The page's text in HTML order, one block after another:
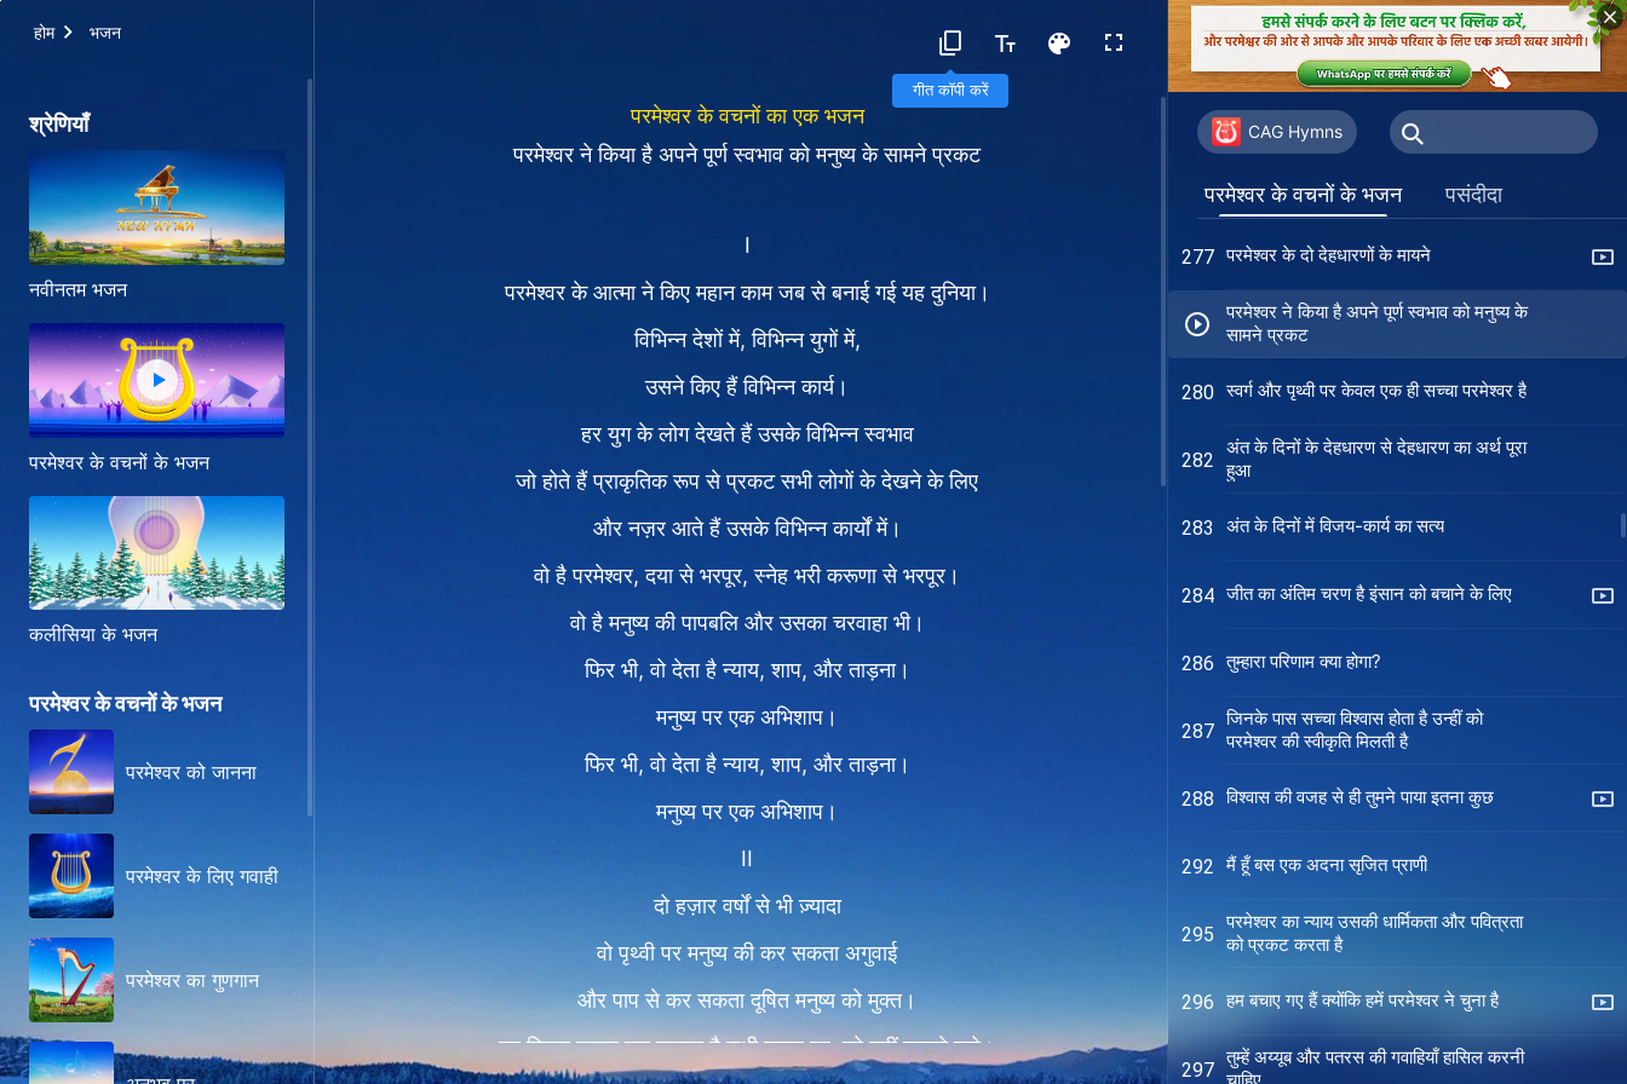
होम भजन
गीत कॉपी करें
श्रेणियाँ
नवीनतम भजन
परमेश्वर के वचनों के भजन
कलीसिया के भजन
परमेश्वर के वचनों के भजन
परमेश्वर को जानना
परमेश्वर के लिए गवाही
परमेश्वर का गुणगान
परमेश्वर के वचनों का एक भजन
परमेश्वर ने किया है अपने पूर्ण स्वभाव को मनुष्य के सामने प्रकट
I
परमेश्वर के आत्मा ने किए महान काम जब से बनाई गई यह दुनिया।
विभिन्न देशों में, विभिन्न युगों में,
उसने किए हैं विभिन्न कार्य।
हर युग के लोग देखते हैं उसके विभिन्न स्वभाव
जो होते हैं प्राकृतिक रूप से प्रकट सभी लोगों के देखने के लिए
और नज़र आते हैं उसके विभिन्न कार्यों में।
वो है परमेश्वर, दया से भरपूर, स्नेह भरी करूणा से भरपूर।
वो है मनुष्य की पापबलि और उसका चरवाहा भी।
फिर भी, वो देता है न्याय, शाप, और ताड़ना।
मनुष्य पर एक अभिशाप।
फिर भी, वो देता है न्याय, शाप, और ताड़ना।
मनुष्य पर एक अभिशाप।
II
दो हज़ार वर्षों से भी ज़्यादा
वो पृथ्वी पर मनुष्य की कर सकता अगुवाई
और पाप से कर सकता दूषित मनुष्य को मुक्त।
वह विजय प्राप्त कर सकता है सभी मनुष्य पर, जो नहीं जानते उसे।
CAG Hymns
परमेश्वर के वचनों के भजन पसंदीदा
274
देहधारी परमेश्वर ही बचा सकता है इंसान को पूरी
275 परमेश्वर के देहधारण का अधिकार और मायने
276 परमेश्वर के देहधारण का अधिकार
277 परमेश्वर के दो देहधारणों के मायने
परमेश्वर ने किया है अपने पूर्ण स्वभाव को मनुष्य के
सामने प्रकट
280 स्वर्ग और पृथ्वी पर केवल एक ही सच्चा परमेश्वर है
282
अंत के दिनों के देहधारण से देहधारण का अर्थ पूरा
हुआ
283 अंत के दिनों में विजय-कार्य का सत्य
284 जीत का अंतिम चरण है इंसान को बचाने के लिए
286 तुम्हारा परिणाम क्या होगा?
287
जिनके पास सच्चा विश्वास होता है उन्हीं को
परमेश्वर की स्वीकृति मिलती है
288 विश्वास की वजह से ही तुमने पाया इतना कुछ
292 मैं हूँ बस एक अदना सृजित प्राणी
295
परमेश्वर का न्याय उसकी धार्मिकता और पवित्रता
को प्रकट करता है
296 हम बचाए गए हैं क्योंकि हमें परमेश्वर ने चुना है
297
तुम्हें अय्यूब और पतरस की गवाहियाँ हासिल करनी